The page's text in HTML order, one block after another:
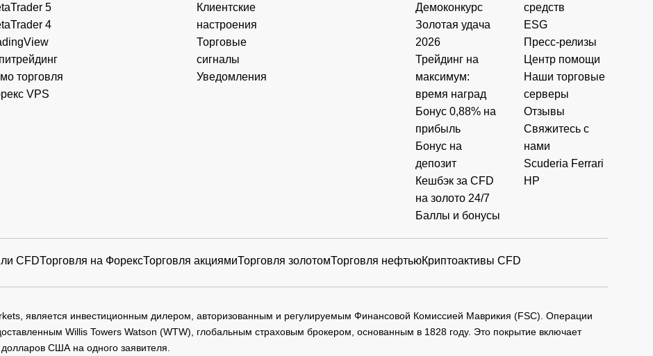
5
4
торговля
VPS
Клиентские
настроения
Торговые
сигналы
Уведомления
Демоконкурс
Золотая удача
2026
Трейдинг на
максимум:
время наград
Бонус 0,88% на
прибыль
Бонус на
депозит
Кешбэк за CFD
на золото 24/7
Баллы и бонусы
средств
ESG
Пресс-релизы
Центр помощи
Наши торговые
серверы
Отзывы
Свяжитесь с
нами
Scuderia Ferrari
HP
CFDТорговля на ФорексТорговля акциямиТорговля золотомТорговля нефтьюКриптоактивы CFD
является инвестиционным дилером, авторизованным и регулируемым Финансовой Комиссией Маврикия (FSC). Операции
Willis Towers Watson (WTW), глобальным страховым брокером, основанным в 1828 году. Это покрытие включает
США на одного заявителя.